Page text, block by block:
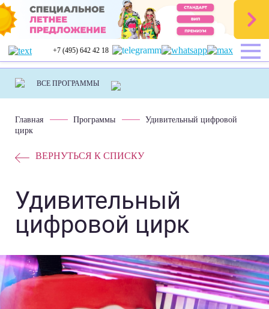
+7 (495) 642 42 18
Главная Программы
Удивительный цифровой
цирк
ВЕРНУТЬСЯ К СПИСКУ
Удивительный
цифровой цирк